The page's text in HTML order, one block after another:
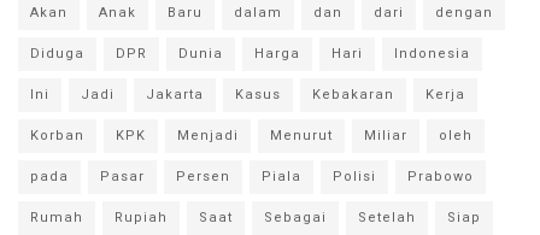
Akan Anak Baru dalam dan dari
dengan
Diduga
DPR Dunia Harga Hari
Indonesia
Ini
Jadi Jakarta Kasus Kebakaran
Kerja
Korban
KPK Menjadi Menurut Miliar
oleh
pada
Pasar Persen Piala Polisi
Prabowo
Rumah
Rupiah Saat Sebagai Setelah
Siap